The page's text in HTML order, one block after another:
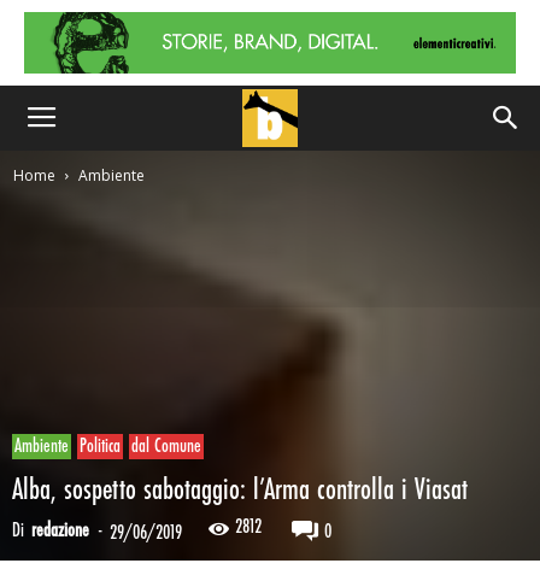
Home Ambiente
Ambiente Politica dal Comune
Alba, sospetto sabotaggio: l’Arma controlla i Viasat
Di redazione - 29/06/2019 2812 0